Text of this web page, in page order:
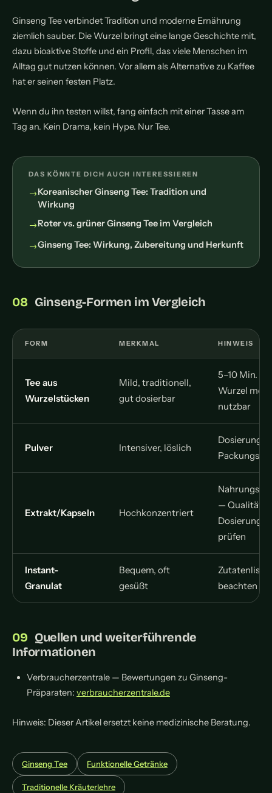
Ginseng Tee verbindet Tradition und moderne Ernährung
ziemlich sauber. Die Wurzel bringt eine lange Geschichte mit,
dazu bioaktive Stoffe und ein Profil, das viele Menschen im
Alltag gut nutzen können. Vor allem als Alternative zu Kaffee
hat er seinen festen Platz.
Wenn du ihn testen willst, fang einfach mit einer Tasse am
Tag an. Kein Drama, kein Hype. Nur Tee.
DAS KÖNNTE DICH AUCH INTERESSIEREN
Koreanischer Ginseng Tee: Tradition und
Wirkung
Roter vs. grüner Ginseng Tee im Vergleich
Ginseng Tee: Wirkung, Zubereitung und Herkunft
Ginseng-Formen im Vergleich
FORM MERKMAL HINWEIS
Tee aus
Wurzelstücken
Mild, traditionell,
gut dosierbar
5–10 Min.
Wurzel
nutzbar
Pulver Intensiver, löslich
Dosierung
Extrakt/Kapseln Hochkonzentriert
— Qualität
Dosierung
prüfen
Instant-
Granulat
Bequem, oft
gesüßt
Zutatenliste
beachten
Quellen und weiterführende
Informationen
Verbraucherzentrale — Bewertungen zu Ginseng-
Präparaten: verbraucherzentrale.de
Hinweis: Dieser Artikel ersetzt keine medizinische Beratung.
Ginseng Tee Funktionelle Getränke
Traditionelle Kräuterlehre